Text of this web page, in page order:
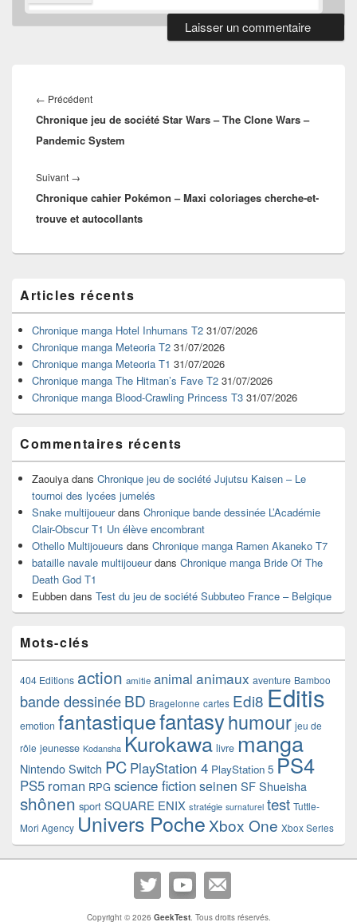
de
l’article
← PrécédentArticle
précédent :
Chronique jeu de société Star Wars – The Clone Wars –
Pandemic System
Suivant →
suivant :
Chronique cahier Pokémon – Maxi coloriages cherche-et-
trouve et autocollants
principale
de
widget
pour
barre
latérale
Articles récents
Chronique manga Hotel Inhumans T2 31/07/2026
Chronique manga Meteoria T2 31/07/2026
Chronique manga Meteoria T1 31/07/2026
Chronique manga The Hitman’s Fave T2 31/07/2026
Chronique manga Blood-Crawling Princess T3 31/07/2026
Commentaires récents
Zaouiya dans Chronique jeu de société Jujutsu Kaisen – Le
tournoi des lycées jumelés
Snake multijoueurdans Chronique bande dessinée L’Académie
Clair-Obscur T1 Un élève encombrant
Othello Multijoueurs dans Chronique manga Ramen Akaneko T7
bataille navale multijoueurdans Chronique manga Bride Of The
Death God T1
Eubben dans Test du jeu de société Subbuteo France – Belgique
Mots-clés
404 Editions action amitie animal animaux aventure Bamboo
bande dessinéeBD Bragelonne cartes Edi8 Editis
emotion fantastiquefantasyhumour jeu de
rôle jeunesse Kodansha Kurokawa livre manga
Nintendo Switch PC PlayStation 4 PlayStation 5 PS4
PS5 roman RPG science fictionseinen SF Shueisha
shônen sport SQUARE ENIX stratégie surnaturel test Tuttle-
Mori Agency Univers Poche Xbox One Xbox Series
Copyright © 2026 GeekTest. Tous droits réservés.